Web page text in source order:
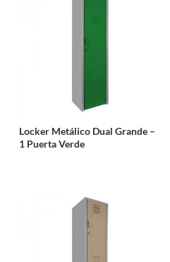
Locker Metálico Dual Grande –
1 Puerta Verde